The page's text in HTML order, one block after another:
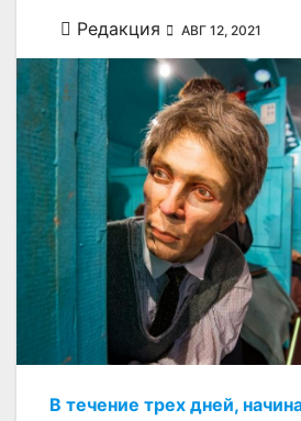
Редакция АВГ 12, 2021
В течение трех дней,